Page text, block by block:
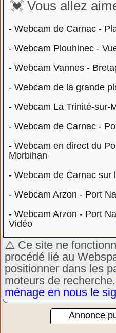
💓 Vous allez
-Webcam de Carnac -
-Webcam Plouhinec -
-Webcam Vannes -
-Webcam de la grande
-Webcam La Trinité-sur-
-Webcam de Carnac -
-Webcam en direct du
Morbihan
-Webcam de Carnac sur
-Webcam Arzon - Port
-Webcam Arzon - Port
Vidéo
⚠️ Ce site ne
procédé lié au
positionner dans les
moteurs de
ménage en nous le
Annonce